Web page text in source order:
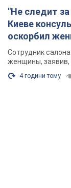
"Не следит
Киеве
оскорбил
Фото
Сотрудник
женщины, заявив,
4 години тому